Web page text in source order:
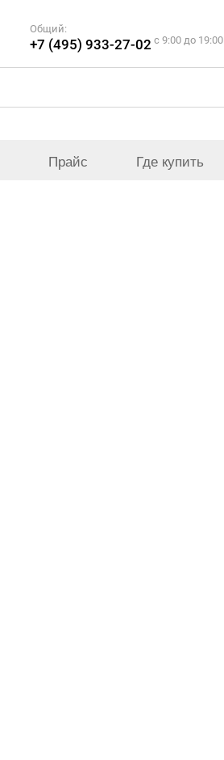
Общий:
+7 (495) 933-27-02 c 9:00 до 19:00
Прайс Где купить